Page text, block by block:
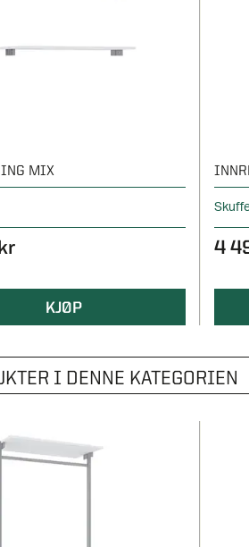
MIX
KJØP
4
I DENNE KATEGORIEN